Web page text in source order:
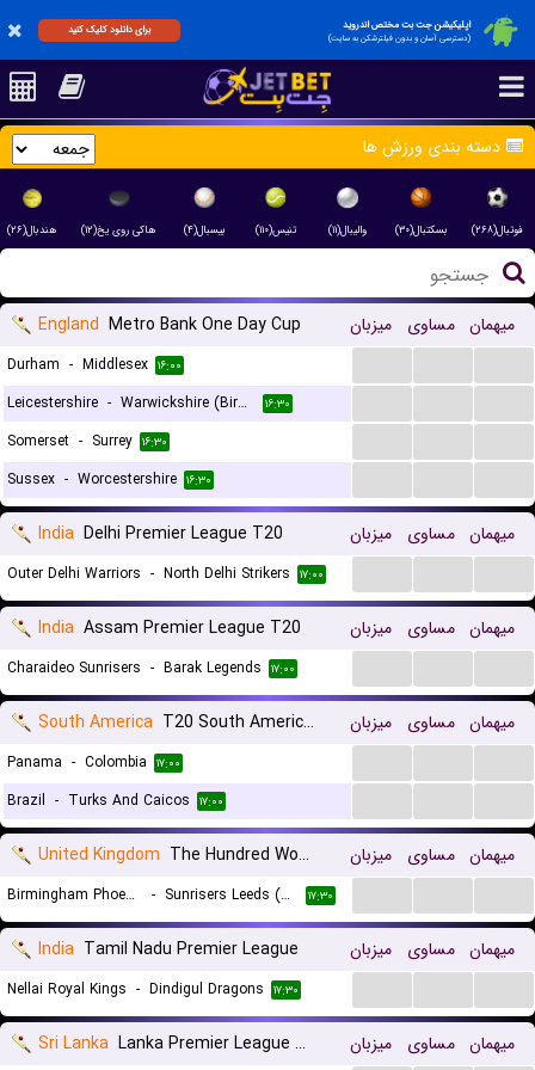
اپلیکیشن جت بت مختص اندروید
(دسترسی آسان و بدون فیلترشکن به سایت)
برای دانلود کلیک کنید
دسته بندی ورزش ها
فوتبال(۲۶۸) بسکتبال(۳۰) والیبال(۱۱) تنیس(۱۱۰) بیسبال(۴) هاکی روی یخ(۱۲) هندبال(۲۶)
England Metro Bank One Day Cup میزبان مساوی میهمان
Durham - Middlesex ۱۶:۰۰
Leicestershire - Warwickshire (Birmingham) Bears ۱۶:۳۰
Somerset - Surrey ۱۶:۳۰
Sussex - Worcestershire ۱۶:۳۰
India Delhi Premier League T20 میزبان مساوی میهمان
Outer Delhi Warriors - North Delhi Strikers ۱۷:۰۰
India Assam Premier League T20 میزبان مساوی میهمان
Charaideo Sunrisers - Barak Legends ۱۷:۰۰
South America T20 South American Championship میزبان مساوی میهمان
Panama - Colombia ۱۷:۰۰
Brazil - Turks And Caicos ۱۷:۰۰
United Kingdom The Hundred Women میزبان مساوی میهمان
Birmingham Phoenix (W) - Sunrisers Leeds (W) ۱۷:۳۰
India Tamil Nadu Premier League میزبان مساوی میهمان
Nellai Royal Kings - Dindigul Dragons ۱۷:۳۰
Sri Lanka Lanka Premier League T20 میزبان مساوی میهمان